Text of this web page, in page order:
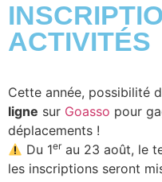
ACTIVITÉS
Cette année, possibilité
ligne sur Goasso pour
déplacements !
Du 1erau 23 août, le
les inscriptions seront